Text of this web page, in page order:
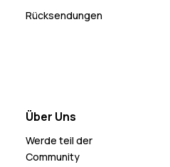
Rücksendungen
Über Uns
Werde teil der
Community